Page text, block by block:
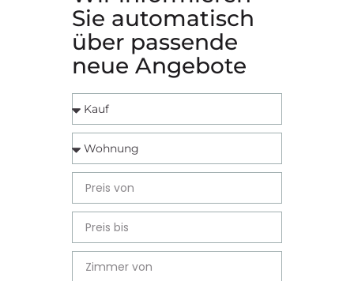
Sie automatisch
über passende
neue Angebote